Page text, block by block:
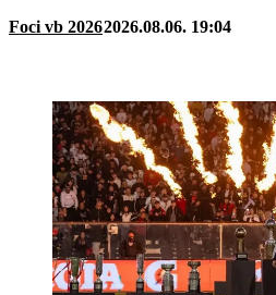
Foci vb 20262026.08.06. 19:04